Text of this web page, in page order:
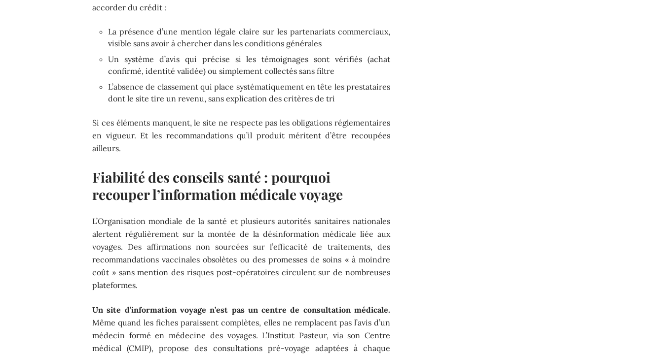
accorder du crédit :
La présence d’une mention légale claire sur les partenariats commerciaux,
visible sans avoir à chercher dans les conditions générales
Un système d’avis qui précise si les témoignages sont vérifiés (achat
confirmé, identité validée) ou simplement collectés sans filtre
L’absence de classement qui place systématiquement en tête les prestataires
dont le site tire un revenu, sans explication des critères de tri
Si ces éléments manquent, le site ne respecte pas les obligations réglementaires
en vigueur. Et les recommandations qu’il produit méritent d’être recoupées
ailleurs.
Fiabilité des conseils santé : pourquoi
recouper l’information médicale voyage
L’Organisation mondiale de la santé et plusieurs autorités sanitaires nationales
alertent régulièrement sur la montée de la désinformation médicale liée aux
voyages. Des affirmations non sourcées sur l’efficacité de traitements, des
recommandations vaccinales obsolètes ou des promesses de soins « à moindre
coût » sans mention des risques post-opératoires circulent sur de nombreuses
plateformes.
Un site d’information voyage n’est pas un centre de consultation médicale.
Même quand les fiches paraissent complètes, elles ne remplacent pas l’avis d’un
médecin formé en médecine des voyages. L’Institut Pasteur, via son Centre
médical (CMIP), propose des consultations pré-voyage adaptées à chaque